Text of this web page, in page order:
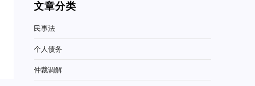
文章分类
民事法
个人债务
仲裁调解